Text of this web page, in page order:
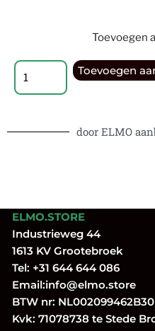
Toevoegen
Toevoegen
door ELMO
ELMO.STORE
Industrieweg 44
1613 KV Grootebroek
Tel: +31 644 644 086
Email:info@elmo.store
BTW nr: NL002099462B30
Kvk: 71078738 te Stede